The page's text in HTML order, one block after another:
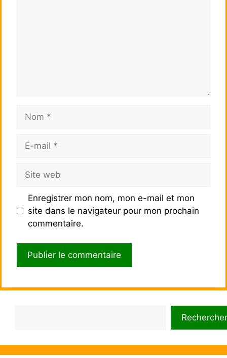
Nom
Site
web
Enregistrer mon nom, mon e-mail et mon
site dans le navigateur pour mon prochain
commentaire.
Rechercher